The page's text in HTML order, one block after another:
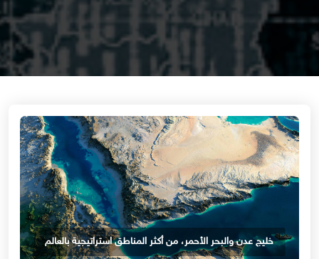
خليج عدن والبحر الأحمر، من أكثر المناطق استراتيجية بالعالم